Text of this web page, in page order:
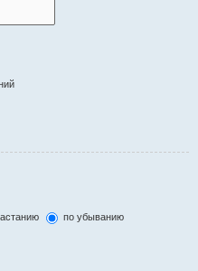
по убыванию